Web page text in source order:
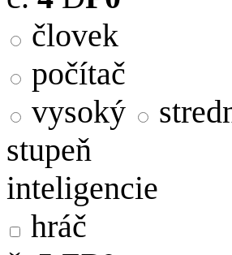
človek
počítač
vysoký
stupeň
inteligencie
hráč